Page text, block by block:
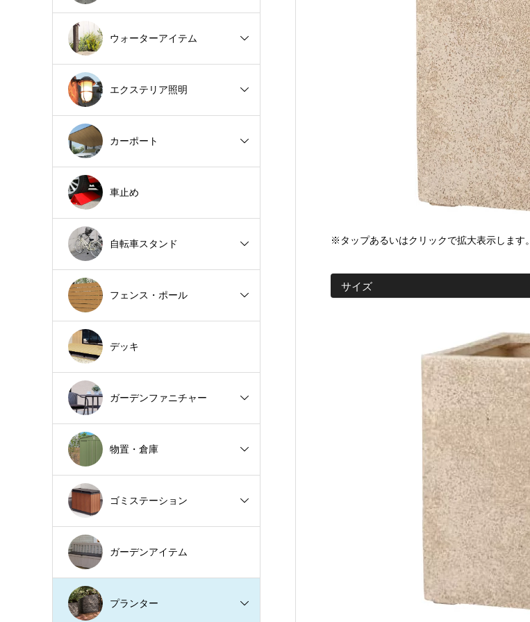
※タップあるいはクリックで拡大表示します。
サイズ
ウォーターアイテム
エクステリア照明
カーポート
車止め
自転車スタンド
フェンス・ポール
デッキ
ガーデンファニチャー
物置・倉庫
ゴミステーション
ガーデンアイテム
プランター